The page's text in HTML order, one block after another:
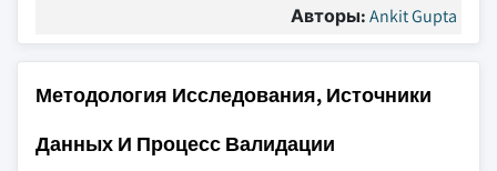
Авторы:Ankit Gupta
Методология Исследования, Источники
Данных И Процесс Валидации